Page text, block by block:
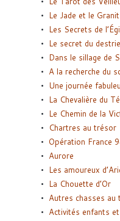
Le Jade et le Granit
Les Secrets de
Le secret du
Dans le sillage de
A la recherche du
Une journée
La Chevalière du
Le Chemin de la
Chartres au trésor
Opération France
Aurore
Les amoureux
La Chouette d’Or
Autres chasses au
Activités enfants